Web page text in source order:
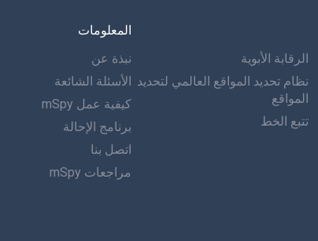
الرقابة الأبوية
نظام تحديد المواقع العالمي لتحديد
المواقع
تتبع الخط
المعلومات
نبذة عن
الأسئلة الشائعة
كيفية عمل mSpy
برنامج الإحالة
اتصل بنا
مراجعات mSpy